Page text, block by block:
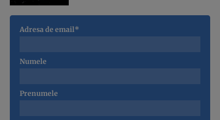
Adresa de email*
Numele
Prenumele